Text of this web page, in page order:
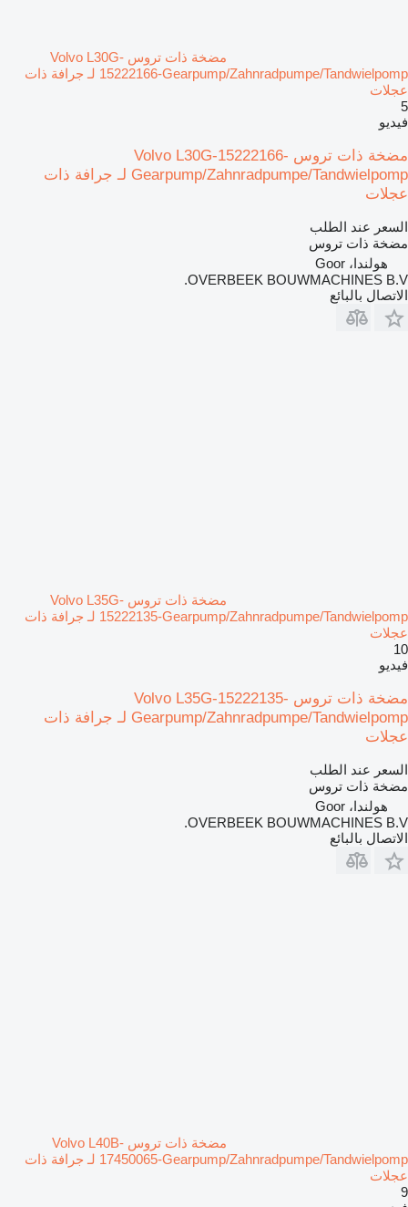
مضخة ذات تروس Volvo L30G-
15222166-Gearpump/Zahnradpumpe/Tandwielpomp لـ جرافة ذات
عجلات
5
فيديو
مضخة ذات تروس Volvo L30G-15222166-
Gearpump/Zahnradpumpe/Tandwielpomp لـ جرافة ذات
عجلات
السعر عند الطلب
مضخة ذات تروس
هولندا، Goor
OVERBEEK BOUWMACHINES B.V.
الاتصال بالبائع
مضخة ذات تروس Volvo L35G-
15222135-Gearpump/Zahnradpumpe/Tandwielpomp لـ جرافة ذات
عجلات
10
فيديو
مضخة ذات تروس Volvo L35G-15222135-
Gearpump/Zahnradpumpe/Tandwielpomp لـ جرافة ذات
عجلات
السعر عند الطلب
مضخة ذات تروس
هولندا، Goor
OVERBEEK BOUWMACHINES B.V.
الاتصال بالبائع
مضخة ذات تروس Volvo L40B-
17450065-Gearpump/Zahnradpumpe/Tandwielpomp لـ جرافة ذات
عجلات
9